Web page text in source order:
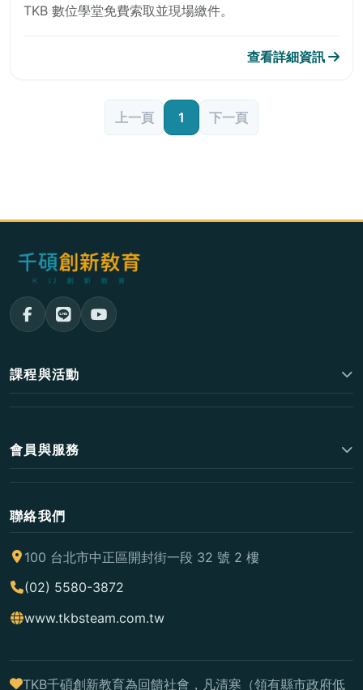
TKB 數位學堂免費索取並現場繳件。
查看詳細資訊
上一頁 1 下一頁
課程與活動
會員與服務
聯絡我們
100 台北市中正區開封街一段 32 號 2 樓
(02) 5580-3872
www.tkbsteam.com.tw
TKB千碩創新教育為回饋社會，凡清寒（領有縣市政府低